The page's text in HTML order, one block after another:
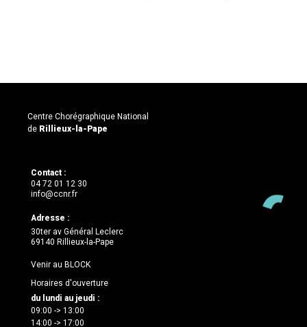
Centre Chorégraphique National
de Rillieux-la-Pape
Contact :
04 72 01 12 30
info@ccnr.fr
Adresse :
30ter av Général Leclerc
69140 Rillieux-la-Pape
Venir au BLOCK
Horaires d'ouverture
du lundi au jeudi :
09:00 -> 13:00
14:00 -> 17:00